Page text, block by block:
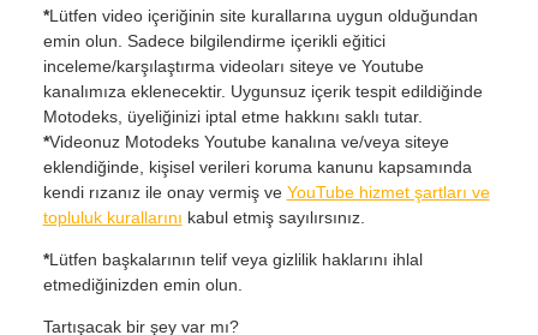
*Lütfen video içeriğinin site kurallarına uygun olduğundan
emin olun. Sadece bilgilendirme içerikli eğitici
inceleme/karşılaştırma videoları siteye ve Youtube
kanalımıza eklenecektir. Uygunsuz içerik tespit edildiğinde
Motodeks, üyeliğinizi iptal etme hakkını saklı tutar.
*Videonuz Motodeks Youtube kanalına ve/veya siteye
eklendiğinde, kişisel verileri koruma kanunu kapsamında
kendi rızanız ile onay vermiş ve YouTube hizmet şartları ve
topluluk kurallarını kabul etmiş sayılırsınız.
*Lütfen başkalarının telif veya gizlilik haklarını ihlal
etmediğinizden emin olun.
Tartışacak bir şey var mı?